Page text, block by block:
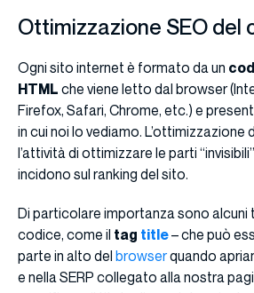
Ottimizzazione SEO del
Ogni sito internet è formato da un
HTML che viene letto dal browser
Firefox, Safari, Chrome, etc.) e
in cui noi lo vediamo.
l’attività di ottimizzare le parti
incidono sul ranking del sito.
Di particolare importanza sono alcuni
codice, come il tag title– che può
parte in alto del browserquando
e nella SERP collegato alla nostra